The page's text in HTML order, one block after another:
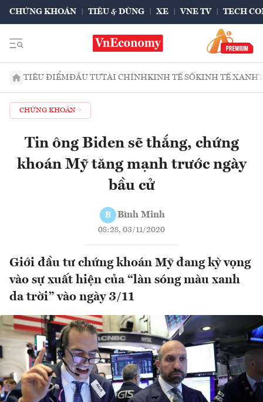
CHỨNG KHOÁN TIÊU & DÙNG XE VNE TV TECH
TIÊU ĐIỂMĐẦU TƯTÀI CHÍNHKINH TẾ SỐKINH TẾ XANH
CHỨNG KHOÁN
Tin ông Biden sẽ thắng, chứng
khoán Mỹ tăng mạnh trước ngày
bầu cử
B Bình Minh
08:28, 03/11/2020
Giới đầu tư chứng khoán Mỹ đang kỳ vọng
vào sự xuất hiện của “làn sóng màu xanh
da trời” vào ngày 3/11